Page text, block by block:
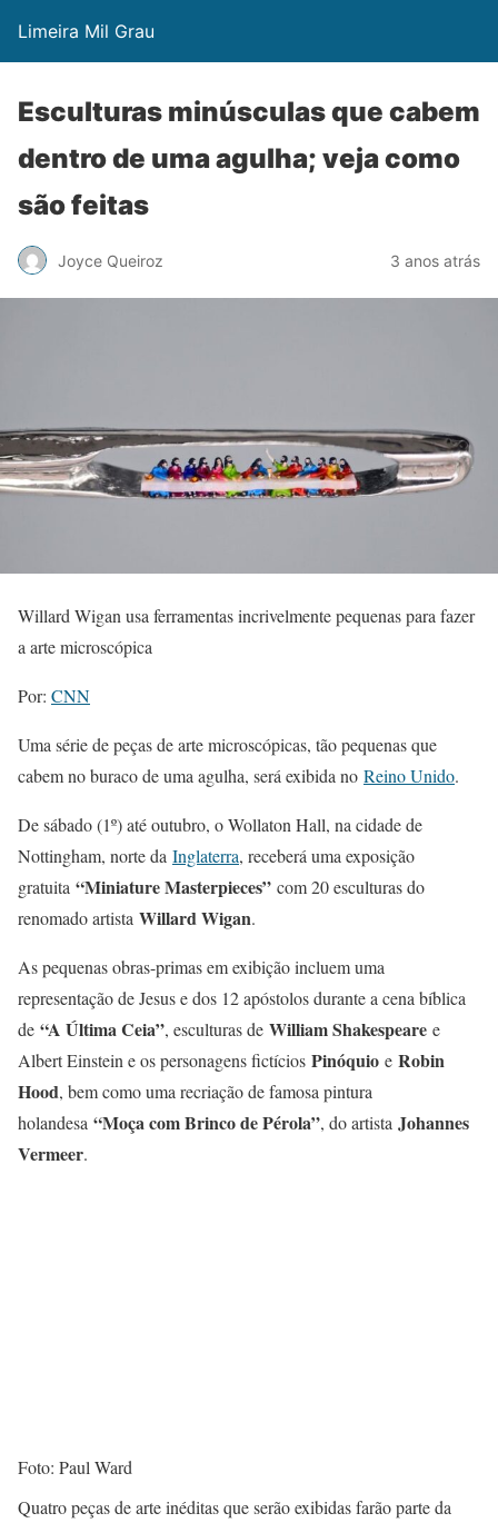
Limeira Mil Grau
Esculturas minúsculas que cabem
dentro de uma agulha; veja como
são feitas
Joyce Queiroz 3 anos atrás
Willard Wigan usa ferramentas incrivelmente pequenas para fazer
a arte microscópica
Por: CNN
Uma série de peças de arte microscópicas, tão pequenas que
cabem no buraco de uma agulha, será exibida no Reino Unido.
De sábado (1º) até outubro, o Wollaton Hall, na cidade de
Nottingham, norte da Inglaterra, receberá uma exposição
gratuita “Miniature Masterpieces” com 20 esculturas do
renomado artista Willard Wigan.
As pequenas obras-primas em exibição incluem uma
representação de Jesus e dos 12 apóstolos durante a cena bíblica
de “A Última Ceia”, esculturas de William Shakespeare e
Albert Einstein e os personagens fictícios Pinóquio e Robin
Hood, bem como uma recriação de famosa pintura
holandesa “Moça com Brinco de Pérola”, do artista Johannes
Vermeer.
Foto: Paul Ward
Quatro peças de arte inéditas que serão exibidas farão parte da